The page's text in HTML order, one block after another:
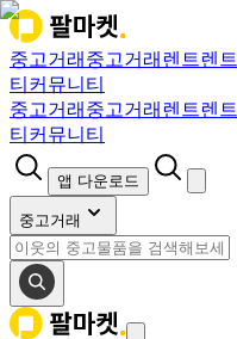
중고거래 중고거래 렌트렌트
티 커뮤니티
중고거래 중고거래 렌트렌트
티 커뮤니티
앱 다운로드
중고거래